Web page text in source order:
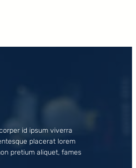
id ipsum viverra
placerat lorem
pretium aliquet, fames